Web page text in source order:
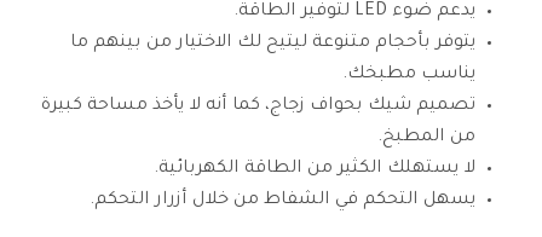
يدعم ضوء LED لتوفير الطاقة.
يتوفر بأحجام متنوعة ليتيح لك الاختيار من بينهم ما
يناسب مطبخك.
تصميم شيك بحواف زجاج، كما أنه لا يأخذ مساحة كبيرة
من المطبخ.
لا يستهلك الكثير من الطاقة الكهربائية.
يسهل التحكم في الشفاط من خلال أزرار التحكم.